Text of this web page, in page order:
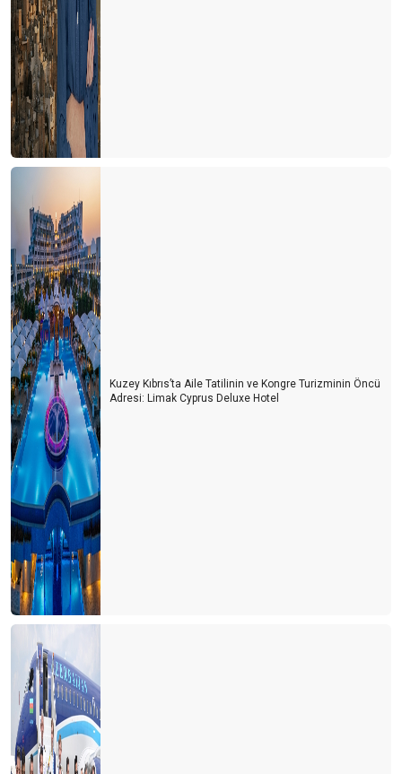
Kuzey Kıbrıs’ta Aile Tatilinin ve Kongre Turizminin Öncü
Adresi: Limak Cyprus Deluxe Hotel